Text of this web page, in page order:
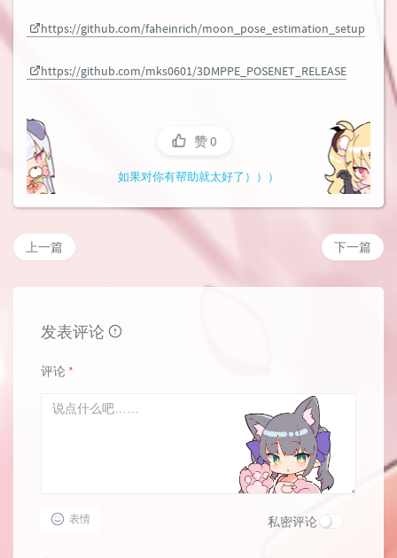
https://github.com/faheinrich/moon_pose_estimation_setup
https://github.com/mks0601/3DMPPE_POSENET_RELEASE
赞0
如果对你有帮助就太好了）））
下一篇
上一篇
发表评论
评论 *
表情 私密评论